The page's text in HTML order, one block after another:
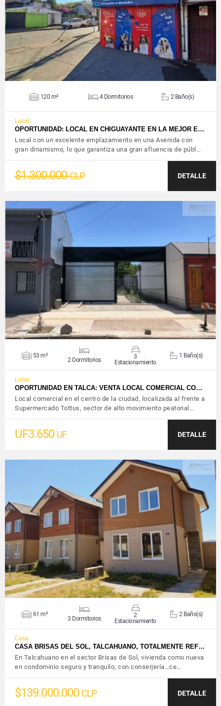
VER DETALLES
120 m² 4 Dormitorios 2 Baño(s)
Local
OPORTUNIDAD: LOCAL EN CHIGUAYANTE EN LA MEJOR E…
Local con un excelente emplazamiento en una Avenida con
gran dinamismo, lo que garantiza una gran afluencia de públ…
$1.300.000CLP DETALLE
VER DETALLES
53 m²
2 Dormitorios
3
Estacionamiento
1 Baño(s)
Local
OPORTUNIDAD EN TALCA: VENTA LOCAL COMERCIAL CO…
Local comercial en el centro de la ciudad, localizada al frente a
Supermercado Tottus, sector de alto movimiento peatonal…
UF3.650 UF DETALLE
VER DETALLES
61 m²
3 Dormitorios
2
Estacionamiento
2 Baño(s)
Casa
CASA BRISAS DEL SOL, TALCAHUANO, TOTALMENTE REF…
En Talcahuano en el sector Brisas de Sol, vivienda como nueva
en condominio seguro y tranquilo, con conserjería…ce…
$139.000.000 CLP DETALLE